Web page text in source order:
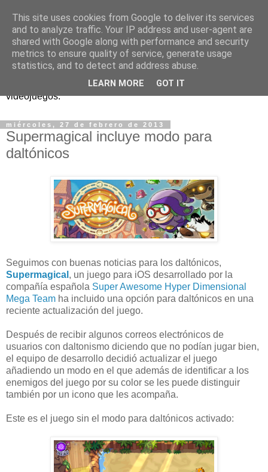
Análisis, noticias y eventos sobre accesibilidad en
videojuegos.
miércoles, 27 de febrero de 2013
Supermagical incluye modo para
daltónicos
Seguimos con buenas noticias para los daltónicos,
Supermagical , un juego para iOS desarrollado por la
compañía española Super Awesome Hyper Dimensional
Mega Team ha incluido una opción para daltónicos en una
reciente actualización del juego.
Después de recibir algunos correos electrónicos de
usuarios con daltonismo diciendo que no podían jugar bien,
el equipo de desarrollo decidió actualizar el juego
añadiendo un modo en el que además de identificar a los
enemigos del juego por su color se les puede distinguir
también por un icono que les acompaña.
Este es el juego sin el modo para daltónicos activado:
This site uses cookies from Google to deliver its services
and to analyze traffic. Your IP address and user-agent are
shared with Google along with performance and security
metrics to ensure quality of service, generate usage
statistics, and to detect and address abuse.
LEARN MORE GOT IT